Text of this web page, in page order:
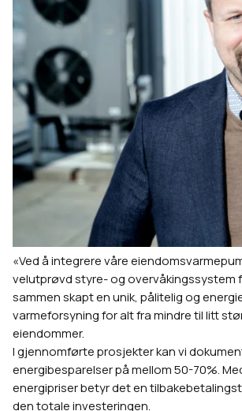
«Ved å integrere våre
velutprøvd styre- og overvåkingssystem
sammen skapt en unik, pålitelig og
varmeforsyning for alt fra mindre til litt
eiendommer.
I gjennomførte prosjekter kan vi
energibesparelser på mellom 50-70%.
energipriser betyr det en
den totale investeringen.